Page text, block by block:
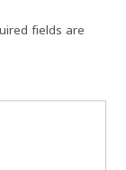
fields are